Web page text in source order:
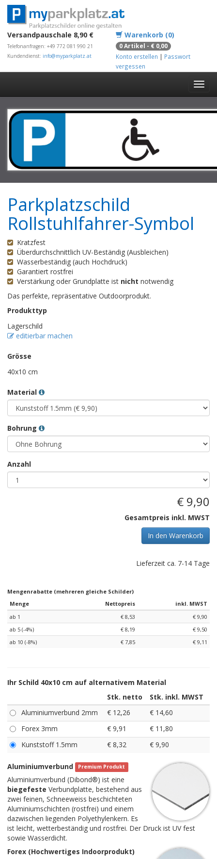
Versandpauschale 8,90 €
Telefonanfragen: +49 772 081 990 21
Kundendienst: info@myparkplatz.at
Warenkorb (0)
0 Artikel - € 0,00
Konto erstellen | Passwort
vergessen
Parkplatzschild
Rollstuhlfahrer-Symbol
Kratzfest
Überdurchschnittlich UV-Beständig (Ausbleichen)
Wasserbeständig (auch Hochdruck)
Garantiert rostfrei
Verstärkung oder Grundplatte ist nicht notwendig
Das perfekte, repräsentative Outdoorprodukt.
Produkttyp
Lagerschild
editierbar machen
Grösse
40x10 cm
Material
Bohrung
Anzahl
€ 9,90
Gesamtpreis inkl. MWST
In den Warenkorb
Lieferzeit ca. 7-14 Tage
Mengenrabatte (mehreren gleiche Schilder)
Menge
Nettopreis
inkl. MWST
ab 1
€ 8,53
€ 9,90
ab 5 (-4%)
€ 8,19
€ 9,50
ab 10 (-8%)
€ 7,85 € 9,11
Ihr Schild 40x10 cm auf alternativem Material
Stk. netto
Stk. inkl. MWST
Aluminiumverbund 2mm
€ 12,26
€ 14,60
Forex 3mm
€ 9,91
€ 11,80
Kunststoff 1.5mm
€ 8,32 € 9,90
Aluminiumverbund Premium Produkt
Aluminiumverbund (Dibond®) ist eine
biegefeste Verbundplatte, bestehend aus
zwei feinen, Schneeweiss beschichteten
Aluminiumschichten (rostfrei) und einem
dazwischen liegenden Polyethylenkern. Es
ist leicht, wetterbeständig und rostfrei. Der Druck ist UV fest
sowie Wasserdicht.
Forex (Hochwertiges Indoorprodukt)